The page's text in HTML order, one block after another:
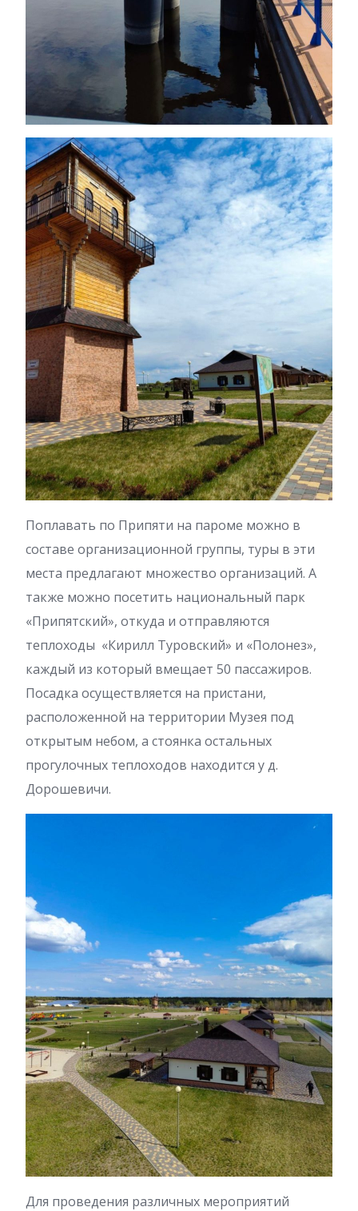
Поплавать по Припяти на пароме можно в
составе организационной группы, туры в эти
места предлагают множество организаций. А
также можно посетить национальный парк
«Припятский», откуда и отправляются
теплоходы «Кирилл Туровский» и «Полонез»,
каждый из который вмещает 50 пассажиров.
Посадка осуществляется на пристани,
расположенной на территории Музея под
открытым небом, а стоянка остальных
прогулочных теплоходов находится у д.
Дорошевичи.
Для проведения различных мероприятий